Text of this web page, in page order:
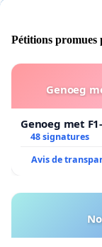
Pétitions
Genoeg
Genoeg met
48 signatures
Avis de